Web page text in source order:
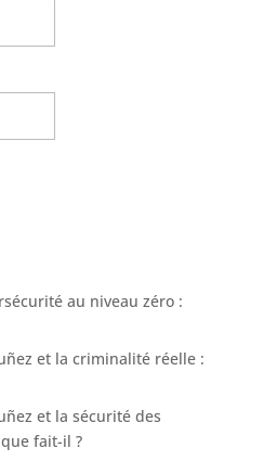
au niveau zéro :
et la criminalité réelle :
et la sécurité des
fait-il ?